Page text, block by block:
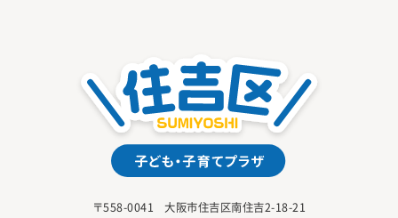
〒558-0041 大阪市住吉区南住吉2-18-21